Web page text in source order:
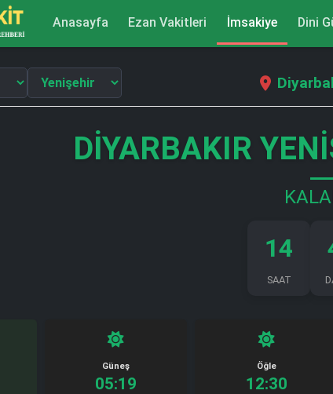
Anasayfa Ezan Vakitleri İmsakiye Dini
DIYARBAKIR
14
SAAT
Güneş
05:19
Öğle
12:30